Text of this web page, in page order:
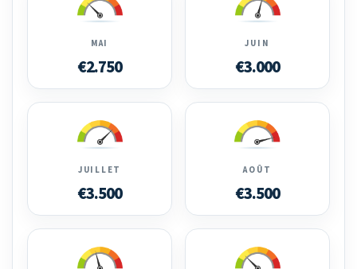
MAI
€2.750
JUIN
€3.000
JUILLET
€3.500
AOÛT
€3.500